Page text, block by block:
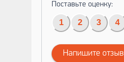
Поставьте оценку:
1 2 3 4
Напишите отзыв